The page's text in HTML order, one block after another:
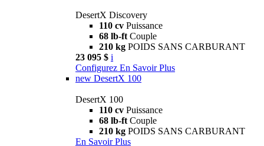
DesertX Discovery
110 cv Puissance
68 lb-ft Couple
210 kg POIDS SANS CARBURANT
23 095 $ i
Configurez En Savoir Plus
new DesertX 100
DesertX 100
110 cv Puissance
68 lb-ft Couple
210 kg POIDS SANS CARBURANT
En Savoir Plus